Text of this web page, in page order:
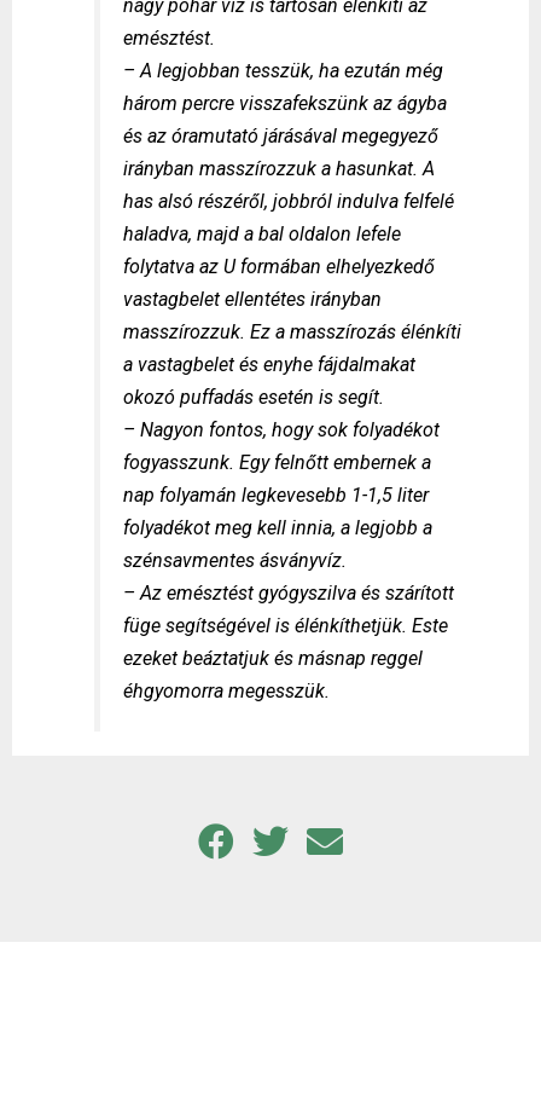
nagy pohár víz is tartósan élénkíti az
emésztést.
– A legjobban tesszük, ha ezután még
három percre visszafekszünk az ágyba
és az óramutató járásával megegyező
irányban masszírozzuk a hasunkat. A
has alsó részéről, jobbról indulva felfelé
haladva, majd a bal oldalon lefele
folytatva az U formában elhelyezkedő
vastagbelet ellentétes irányban
masszírozzuk. Ez a masszírozás élénkíti
a vastagbelet és enyhe fájdalmakat
okozó puffadás esetén is segít.
– Nagyon fontos, hogy sok folyadékot
fogyasszunk. Egy felnőtt embernek a
nap folyamán legkevesebb 1-1,5 liter
folyadékot meg kell innia, a legjobb a
szénsavmentes ásványvíz.
– Az emésztést gyógyszilva és szárított
füge segítségével is élénkíthetjük. Este
ezeket beáztatjuk és másnap reggel
éhgyomorra megesszük.